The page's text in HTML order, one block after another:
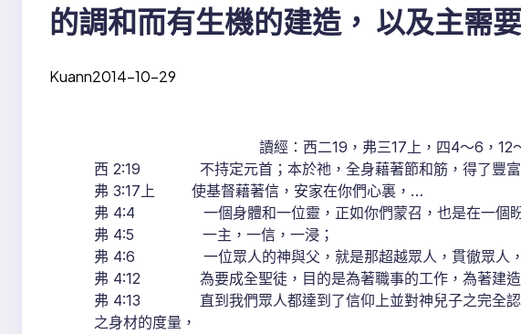
的調和而有生機的建造， 以及主需
身體
Kuann2014-10-29
讀經：西二19，弗三17上，四4～6，12
西 2:19 不持定元首；本於祂，全身藉著節和筋，得了豐富的
弗 3:17上 使基督藉著信，安家在你們心裏，…
弗 4:4 一個身體和一位靈，正如你們蒙召，也是在一個盼
弗 4:5 一主，一信，一浸；
弗 4:6 一位眾人的神與父，就是那超越眾人，貫徹眾人，
弗 4:12 為要成全聖徒，目的是為著職事的工作，為著建造
弗 4:13 直到我們眾人都達到了信仰上並對神兒子之完全認
之身材的度量，